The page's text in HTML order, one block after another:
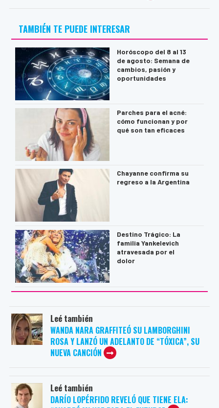
TAMBIÉN TE PUEDE INTERESAR
Horóscopo del 8 al 13
de agosto: Semana de
cambios, pasión y
oportunidades
Parches para el acné:
cómo funcionan y por
qué son tan eficaces
Chayanne confirma su
regreso a la Argentina
Destino Trágico: La
familia Yankelevich
atravesada por el
dolor
Leé también
WANDA NARA GRAFFITEÓ SU LAMBORGHINI
ROSA Y LANZÓ UN ADELANTO DE “TÓXICA”, SU
NUEVA CANCIÓN
Leé también
DARÍO LOPÉRFIDO REVELÓ QUE TIENE ELA: